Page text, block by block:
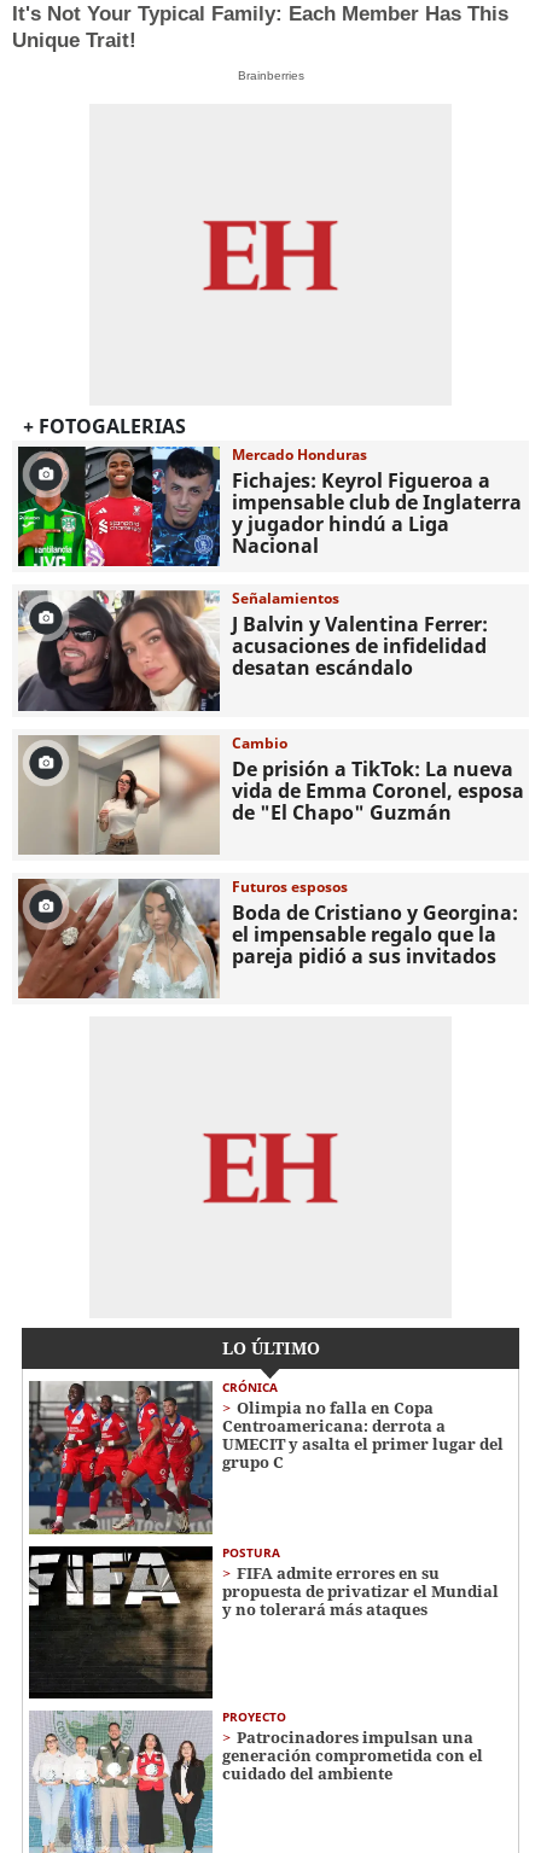
It's Not Your Typical Family: Each Member Has This
Unique Trait!
Brainberries
+ FOTOGALERIAS
Mercado Honduras
Fichajes: Keyrol Figueroa a
impensable club de Inglaterra
y jugador hindú a Liga
Nacional
Señalamientos
J Balvin y Valentina Ferrer:
acusaciones de infidelidad
desatan escándalo
Cambio
De prisión a TikTok: La nueva
vida de Emma Coronel, esposa
de "El Chapo" Guzmán
Futuros esposos
Boda de Cristiano y Georgina:
el impensable regalo que la
pareja pidió a sus invitados
LO ÚLTIMO
CRÓNICA
Olimpia no falla en Copa
Centroamericana: derrota a
UMECIT y asalta el primer lugar del
grupo C
POSTURA
FIFA admite errores en su
propuesta de privatizar el Mundial
y no tolerará más ataques
PROYECTO
Patrocinadores impulsan una
generación comprometida con el
cuidado del ambiente